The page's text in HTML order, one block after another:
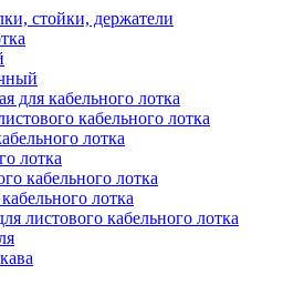
стойки, держатели
для кабельного лотка
кабельного лотка
лотка
лотка
кабельного лотка
лотка
листового кабельного лотка